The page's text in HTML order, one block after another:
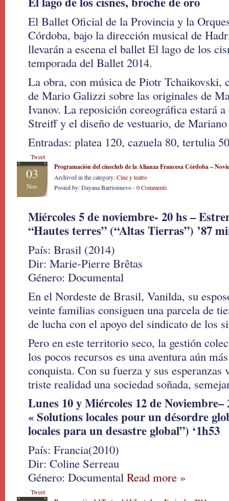
El Ballet Oficial de la Provincia y la
Córdoba, bajo la dirección musical de
llevarán a escena el ballet El lago de los
temporada del Ballet 2014.
La obra, con música de Piotr Tchaikovski,
de Mario Galizzi sobre las originales de
Ivanov. La reposición coreográfica estará
Streiff y el diseño de vestuario, de
Entradas: platea 120, cazuela 80, tertulia
Tweet
03
Nov
Programación del cineclub de la Alianza Francesa Córdoba –
Archived in the category:Cine y teatro
Posted by: Dayana Barrionuevo -0 Comments
Miércoles 5 de noviembre- 20 hs –
“Hautes terres” (“Altas Tierras”) ’87
País: Brasil (2014)
Dir: Marie-Pierre Brêtas
Género: Documental
En el Nordeste de Brasil, Vanilda, su
veinte familias consiguen una parcela de
de lucha con el apoyo del sindicato de los
Pero en este territorio seco, la gestión
los pocos recursos es una aventura aún
conquista. Con su fuerza y sus esperanzas
triste realidad una sociedad soñada,
Lunes 10 y Miércoles 12 de Noviembre–
« Solutions locales pour un désordre
locales para un desastre global”) ‘1h53
País: Francia(2010)
Dir: Coline Serreau
Género: Documental Read more »
Tweet